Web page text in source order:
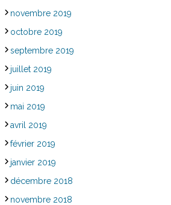
novembre 2019
octobre 2019
septembre 2019
juillet 2019
juin 2019
mai 2019
avril 2019
février 2019
janvier 2019
décembre 2018
novembre 2018